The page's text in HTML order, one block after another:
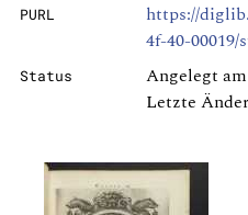
PURL
https://
4f-40-
Status
Angelegt am
Letzte